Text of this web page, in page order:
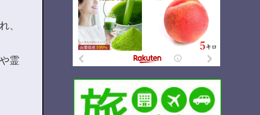
、
霊